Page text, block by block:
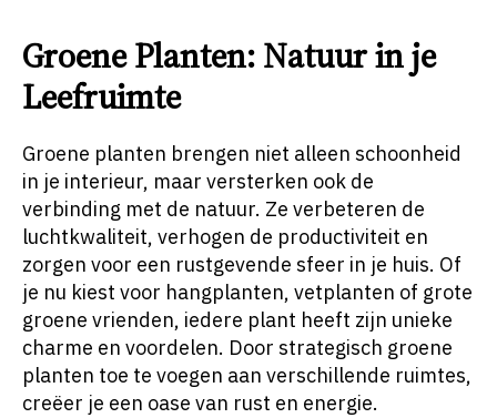
Groene Planten: Natuur in je
Leefruimte
Groene planten brengen niet alleen schoonheid
in je interieur, maar versterken ook de
verbinding met de natuur. Ze verbeteren de
luchtkwaliteit, verhogen de productiviteit en
zorgen voor een rustgevende sfeer in je huis. Of
je nu kiest voor hangplanten, vetplanten of grote
groene vrienden, iedere plant heeft zijn unieke
charme en voordelen. Door strategisch groene
planten toe te voegen aan verschillende ruimtes,
creëer je een oase van rust en energie.